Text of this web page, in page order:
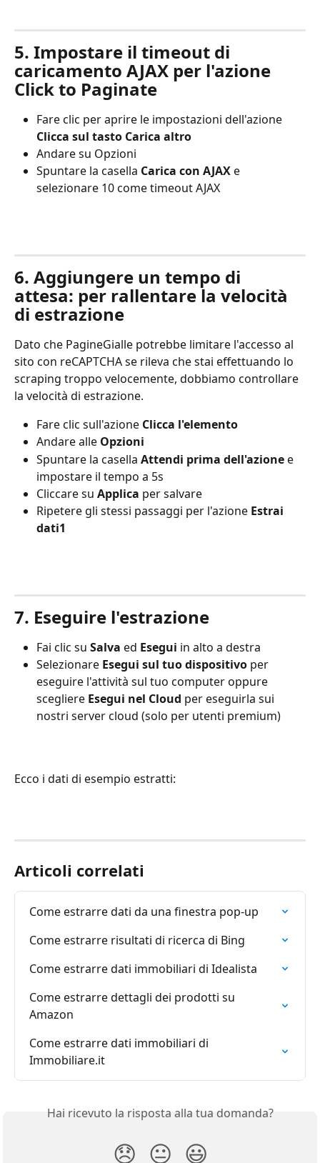
5. Impostare il timeout di
caricamento AJAX per l'azione
Click to Paginate
Fare clic per aprire le impostazioni dell'azione
Clicca sul tasto Carica altro
Andare su Opzioni
Spuntare la casella Carica con AJAX e
selezionare 10 come timeout AJAX
6. Aggiungere un tempo di
attesa: per rallentare la velocità
di estrazione
Dato che PagineGialle potrebbe limitare l'accesso al
sito con reCAPTCHA se rileva che stai effettuando lo
scraping troppo velocemente, dobbiamo controllare
la velocità di estrazione.
Fare clic sull'azione Clicca l'elemento
Andare alle Opzioni
Spuntare la casella Attendi prima dell'azione e
impostare il tempo a 5s
Cliccare su Applica per salvare
Ripetere gli stessi passaggi per l'azione Estrai
dati1
7. Eseguire l'estrazione
Fai clic su Salva ed Esegui in alto a destra
Selezionare Esegui sul tuo dispositivo per
eseguire l'attività sul tuo computer oppure
scegliere Esegui nel Cloud per eseguirla sui
nostri server cloud (solo per utenti premium)
Ecco i dati di esempio estratti:
Articoli correlati
Come estrarre dati da una finestra pop-up
Come estrarre risultati di ricerca di Bing
Come estrarre dati immobiliari di Idealista
Come estrarre dettagli dei prodotti su
Amazon
Come estrarre dati immobiliari di
Immobiliare.it
Hai ricevuto la risposta alla tua domanda?
😞 😐 😃